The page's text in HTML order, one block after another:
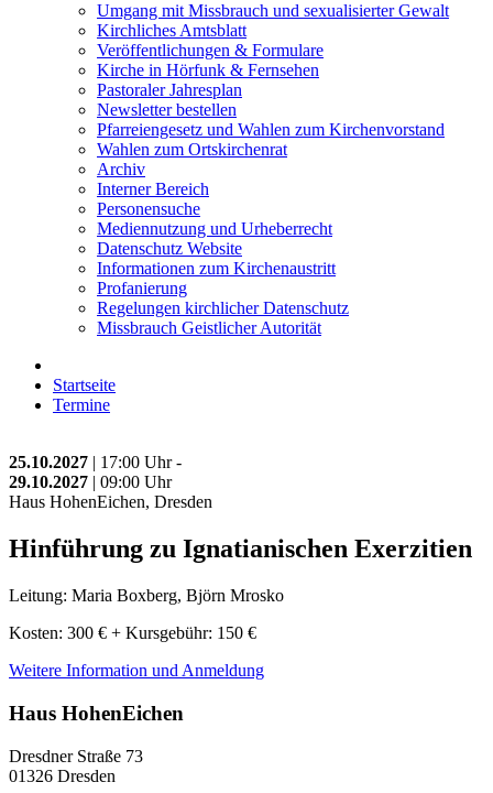
Umgang mit Missbrauch und sexualisierter Gewalt
Kirchliches Amtsblatt
Veröffentlichungen & Formulare
Kirche in Hörfunk & Fernsehen
Pastoraler Jahresplan
Newsletter bestellen
Pfarreiengesetz und Wahlen zum Kirchenvorstand
Wahlen zum Ortskirchenrat
Archiv
Interner Bereich
Personensuche
Mediennutzung und Urheberrecht
Datenschutz Website
Informationen zum Kirchenaustritt
Profanierung
Regelungen kirchlicher Datenschutz
Missbrauch Geistlicher Autorität
Startseite
Termine
25.10.2027 | 17:00 Uhr -
29.10.2027 | 09:00 Uhr
Haus HohenEichen, Dresden
Hinführung zu Ignatianischen Exerzitien
Leitung: Maria Boxberg, Björn Mrosko
Kosten: 300 € + Kursgebühr: 150 €
Weitere Information und Anmeldung
Haus HohenEichen
Dresdner Straße 73
01326 Dresden